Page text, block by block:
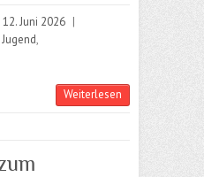
12. Juni 2026 |
,
Weiterlesen